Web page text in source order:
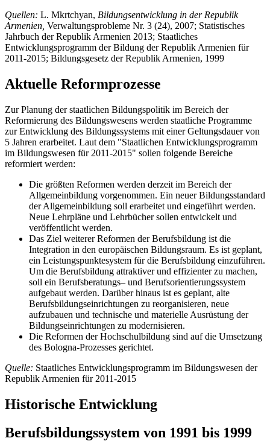
Quellen: L. Mkrtchyan, Bildungsentwicklung in der Republik
Armenien, Verwaltungsprobleme Nr. 3 (24), 2007; Statistisches
Jahrbuch der Republik Armenien 2013; Staatliches
Entwicklungsprogramm der Bildung der Republik Armenien für
2011-2015; Bildungsgesetz der Republik Armenien, 1999
Aktuelle Reformprozesse
Zur Planung der staatlichen Bildungspolitik im Bereich der
Reformierung des Bildungswesens werden staatliche Programme
zur Entwicklung des Bildungssystems mit einer Geltungsdauer von
5 Jahren erarbeitet. Laut dem "Staatlichen Entwicklungsprogramm
im Bildungswesen für 2011-2015" sollen folgende Bereiche
reformiert werden:
Die größten Reformen werden derzeit im Bereich der
Allgemeinbildung vorgenommen. Ein neuer Bildungsstandard
der Allgemeinbildung soll erarbeitet und eingeführt werden.
Neue Lehrpläne und Lehrbücher sollen entwickelt und
veröffentlicht werden.
Das Ziel weiterer Reformen der Berufsbildung ist die
Integration in den europäischen Bildungsraum. Es ist geplant,
ein Leistungspunktesystem für die Berufsbildung einzuführen.
Um die Berufsbildung attraktiver und effizienter zu machen,
soll ein Berufsberatungs– und Berufsorientierungssystem
aufgebaut werden. Darüber hinaus ist es geplant, alte
Berufsbildungseinrichtungen zu reorganisieren, neue
aufzubauen und technische und materielle Ausrüstung der
Bildungseinrichtungen zu modernisieren.
Die Reformen der Hochschulbildung sind auf die Umsetzung
des Bologna-Prozesses gerichtet.
Quelle: Staatliches Entwicklungsprogramm im Bildungswesen der
Republik Armenien für 2011-2015
Historische Entwicklung
Berufsbildungssystem von 1991 bis 1999